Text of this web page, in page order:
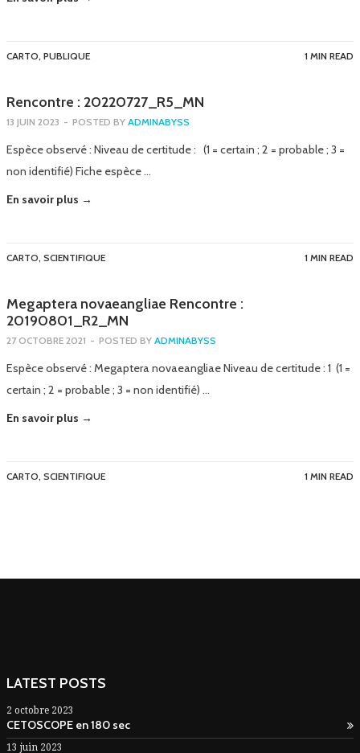
CARTO, PUBLIQUE 1 MIN READ
Rencontre : 20220727_R5_MN
13 JUIN 2023 - POSTED BY ADMINABYSS
Espèce observé : Niveau de certitude : (1 = certain ; 2 = probable ; 3 =
non identifié) Fiche espèce …
En savoir plus →
CARTO, SCIENTIFIQUE 1 MIN READ
Megaptera novaeangliae Rencontre :
20190801_R2_MN
27 OCTOBRE 2021 - POSTED BY ADMINABYSS
Espèce observé : Megaptera novaeangliae Niveau de certitude : 1 (1 =
certain ; 2 = probable ; 3 = non identifié) …
En savoir plus →
CARTO, SCIENTIFIQUE 1 MIN READ
LATEST POSTS
2 octobre 2023
CETOSCOPE en 180 sec
13 juin 2023